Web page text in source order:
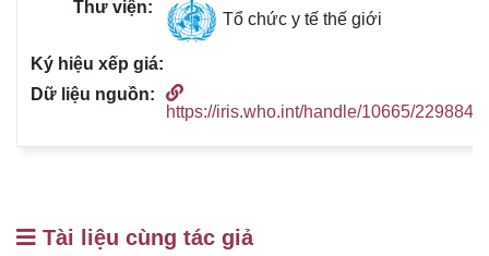
Tổ chức y tế thế giới
https://iris.who.int/handle/10665/229884
Tài liệu cùng tác giả